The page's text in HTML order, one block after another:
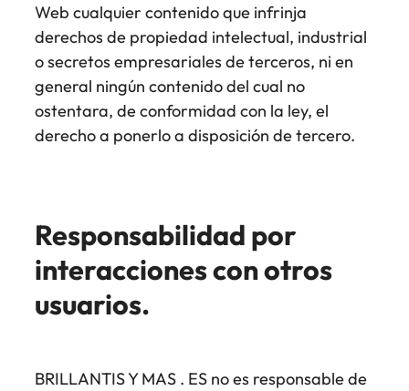
Web cualquier contenido que infrinja
derechos de propiedad intelectual, industrial
o secretos empresariales de terceros, ni en
general ningún contenido del cual no
ostentara, de conformidad con la ley, el
derecho a ponerlo a disposición de tercero.
Responsabilidad por
interacciones con otros
usuarios.
BRILLANTIS Y MAS . ES no es responsable de